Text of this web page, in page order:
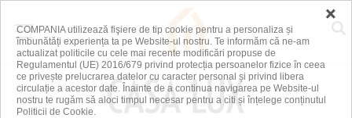
×
COMPANIA utilizează fişiere de tip cookie pentru a personaliza și
îmbunătăți experiența ta pe Website-ul nostru. Te informăm că ne-am
actualizat politicile cu cele mai recente modificări propuse de
Regulamentul (UE) 2016/679 privind protecția persoanelor fizice în ceea
ce privește prelucrarea datelor cu caracter personal și privind libera
circulație a acestor date. Înainte de a continua navigarea pe Website-ul
nostru te rugăm să aloci timpul necesar pentru a citi și înțelege conținutul
Politicii de Cookie.